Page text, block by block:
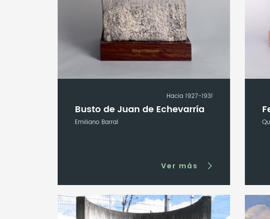
Hacia 1927-1931
Busto de Juan de Echevarría
Emiliano Barral
Ver más